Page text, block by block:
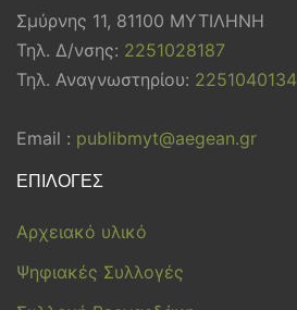
Σμύρνης 11, 81100 ΜΥΤΙΛΗΝΗ
Τηλ. Δ/νσης: 2251028187
Τηλ. Αναγνωστηρίου: 2251040134
Email : publibmyt@aegean.gr
ΕΠΙΛΟΓΕΣ
Αρχειακό υλικό
Ψηφιακές Συλλογές